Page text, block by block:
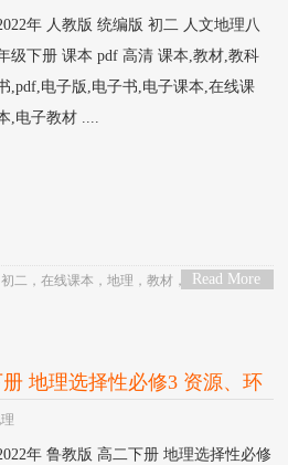
年 人教版 统编版 初二 人文地理八
级下册 课本 pdf 高清 课本,教材,教科
,pdf,电子版,电子书,电子课本,在线课
,电子教材 ....
Read More
初二 ，在线课本 ，地理 ，教材 ， 教科书 ，电
地理选择性必修3 资源、环
高清
年 鲁教版 高二下册 地理选择性必修